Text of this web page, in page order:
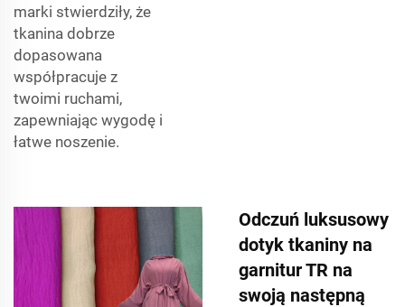
marki stwierdziły, że
tkanina dobrze
dopasowana
współpracuje z
twoimi ruchami,
zapewniając wygodę i
łatwe noszenie.
Odczuń luksusowy
dotyk tkaniny na
garnitur TR na
swoją następną